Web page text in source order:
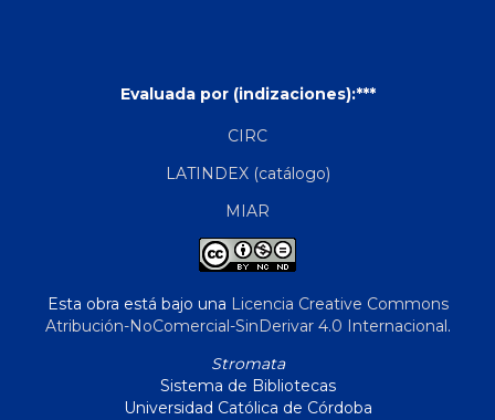
Evaluada por (indizaciones):***
CIRC
LATINDEX (catálogo)
MIAR
Esta obra está bajo una Licencia Creative Commons
Atribución-NoComercial-SinDerivar 4.0 Internacional.
Stromata
Sistema de Bibliotecas
Universidad Católica de Córdoba